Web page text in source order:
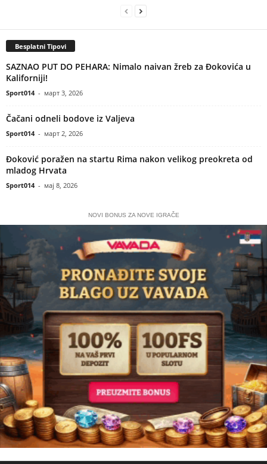
Besplatni Tipovi
SAZNAO PUT DO PEHARA: Nimalo naivan žreb za Đokovića u
Kaliforniji!
Sport014 - март 3, 2026
Čačani odneli bodove iz Valjeva
Sport014 - март 2, 2026
Đoković poražen na startu Rima nakon velikog preokreta od
mladog Hrvata
Sport014 - мај 8, 2026
NOVI BONUS ZA NOVE IGRAČE